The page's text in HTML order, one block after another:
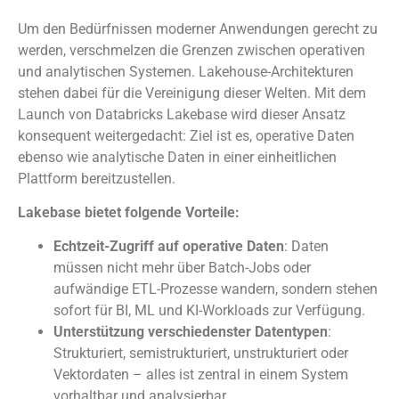
Um den Bedürfnissen moderner Anwendungen gerecht zu
werden, verschmelzen die Grenzen zwischen operativen
und analytischen Systemen. Lakehouse-Architekturen
stehen dabei für die Vereinigung dieser Welten. Mit dem
Launch von Databricks Lakebase wird dieser Ansatz
konsequent weitergedacht: Ziel ist es, operative Daten
ebenso wie analytische Daten in einer einheitlichen
Plattform bereitzustellen.
Lakebase bietet folgende Vorteile:
Echtzeit-Zugriff auf operative Daten: Daten
müssen nicht mehr über Batch-Jobs oder
aufwändige ETL-Prozesse wandern, sondern stehen
sofort für BI, ML und KI-Workloads zur Verfügung.
Unterstützung verschiedenster Datentypen:
Strukturiert, semistrukturiert, unstrukturiert oder
Vektordaten – alles ist zentral in einem System